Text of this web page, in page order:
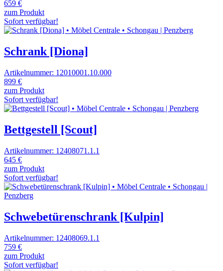
659 €
zum Produkt
Sofort verfügbar!
Schrank [Diona]
Artikelnummer: 12010001.10.000
899 €
zum Produkt
Sofort verfügbar!
Bettgestell [Scout]
Artikelnummer: 12408071.1.1
645 €
zum Produkt
Sofort verfügbar!
Schwebetürenschrank [Kulpin]
Artikelnummer: 12408069.1.1
759 €
zum Produkt
Sofort verfügbar!